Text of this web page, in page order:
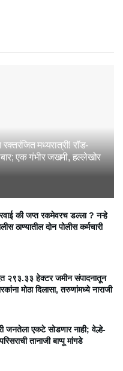
मध्यरात्री! रॉड-
एक गंभीर जखमी, हल्लेखोर
की जप्त रकमेवरच डल्ला ? नऱ्हे
ठाण्यातील दोन पोलीस कर्मचारी
२९३.३३ हेक्टर जमीन संपादनातून
मोठा दिलासा, तरुणांमध्ये नाराजी
जनतेला एकटे सोडणार नाही; वेल्हे-
तानाजी बाप्पू मांगडे